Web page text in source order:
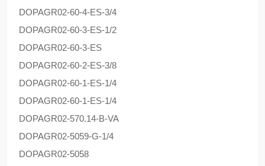
DOPAGR02-60-4-ES-3/4
DOPAGR02-60-3-ES-1/2
DOPAGR02-60-3-ES
DOPAGR02-60-2-ES-3/8
DOPAGR02-60-1-ES-1/4
DOPAGR02-60-1-ES-1/4
DOPAGR02-570.14-B-VA
DOPAGR02-5059-G-1/4
DOPAGR02-5058